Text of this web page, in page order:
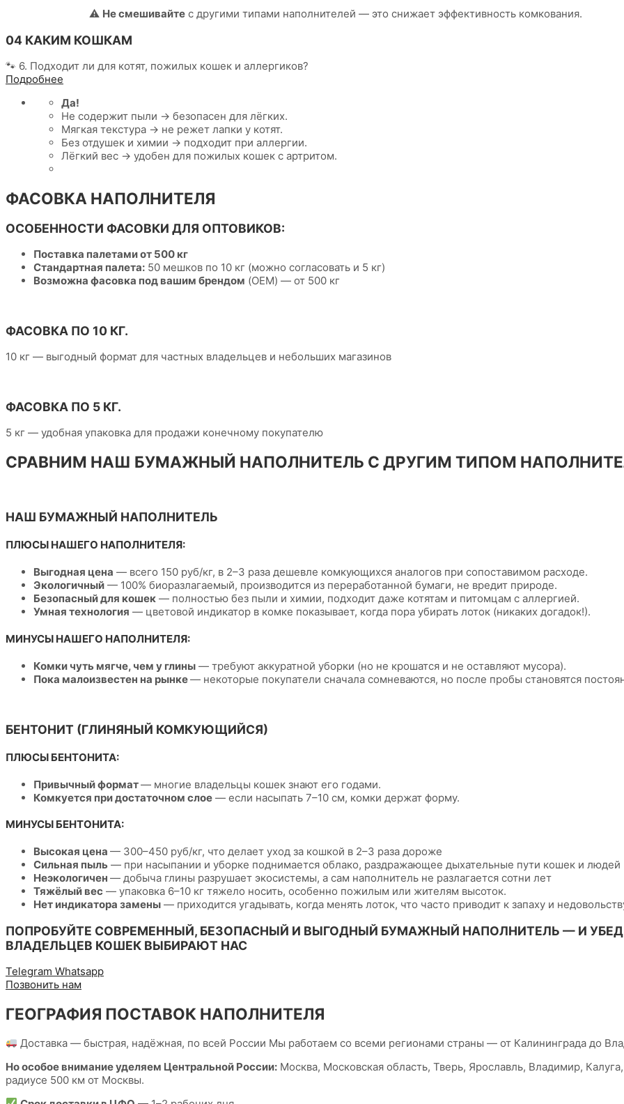
⚠️ Не смешивайте с другими типами наполнителей — это снижает эффективность комкования.
04 КАКИМ КОШКАМ
🐾 6. Подходит ли для котят, пожилых кошек и аллергиков?
Подробнее
Да!
Не содержит пыли → безопасен для лёгких.
Мягкая текстура → не режет лапки у котят.
Без отдушек и химии → подходит при аллергии.
Лёгкий вес → удобен для пожилых кошек с артритом.
ФАСОВКА НАПОЛНИТЕЛЯ
ОСОБЕННОСТИ ФАСОВКИ ДЛЯ ОПТОВИКОВ:
Поставка палетами от 500 кг
Стандартная палета: 50 мешков по 10 кг (можно согласовать и 5 кг)
Возможна фасовка под вашим брендом (OEM) — от 500 кг
ФАСОВКА ПО 10 КГ.
10 кг — выгодный формат для частных владельцев и небольших магазинов
ФАСОВКА ПО 5 КГ.
5 кг — удобная упаковка для продажи конечному покупателю
СРАВНИМ НАШ БУМАЖНЫЙ НАПОЛНИТЕЛЬ С ДРУГИМ ТИПОМ
НАШ БУМАЖНЫЙ НАПОЛНИТЕЛЬ
ПЛЮСЫ НАШЕГО НАПОЛНИТЕЛЯ:
Выгодная цена — всего 150 руб/кг, в 2–3 раза дешевле комкующихся аналогов при сопоставимом расходе.
Экологичный — 100% биоразлагаемый, производится из переработанной бумаги, не вредит природе.
Безопасный для кошек — полностью без пыли и химии, подходит даже котятам и питомцам с аллергией.
Умная технология — цветовой индикатор в комке показывает, когда пора убирать лоток (никаких догадок!).
МИНУСЫ НАШЕГО НАПОЛНИТЕЛЯ:
Комки чуть мягче, чем у глины — требуют аккуратной уборки (но не крошатся и не оставляют мусора).
Пока малоизвестен на рынке— некоторые покупатели сначала сомневаются, но после пробы становятся
БЕНТОНИТ (ГЛИНЯНЫЙ КОМКУЮЩИЙСЯ)
ПЛЮСЫ БЕНТОНИТА:
Привычный формат— многие владельцы кошек знают его годами.
Комкуется при достаточном слое — если насыпать 7–10 см, комки держат форму.
МИНУСЫ БЕНТОНИТА:
Высокая цена — 300–450 руб/кг, что делает уход за кошкой в 2–3 раза дороже
Сильная пыль — при насыпании и уборке поднимается облако, раздражающее дыхательные пути кошек и людей
Неэкологичен — добыча глины разрушает экосистемы, а сам наполнитель не разлагается сотни лет
Тяжёлый вес — упаковка 6–10 кг тяжело носить, особенно пожилым или жителям высоток.
Нет индикатора замены — приходится угадывать, когда менять лоток, что часто приводит к запаху и
ПОПРОБУЙТЕ СОВРЕМЕННЫЙ, БЕЗОПАСНЫЙ И ВЫГОДНЫЙ БУМАЖНЫЙ НАПОЛНИТЕЛЬ — И
ВЛАДЕЛЬЦЕВ КОШЕК ВЫБИРАЮТ НАС
Telegram Whatsapp
Позвонить нам
ГЕОГРАФИЯ ПОСТАВОК НАПОЛНИТЕЛЯ
Доставка — быстрая, надёжная, по всей России Мы работаем со всеми регионами страны — от Калининграда до
Но особое внимание уделяем Центральной России: Москва, Московская область, Тверь, Ярославль, Владимир,
радиусе 500 км от Москвы.